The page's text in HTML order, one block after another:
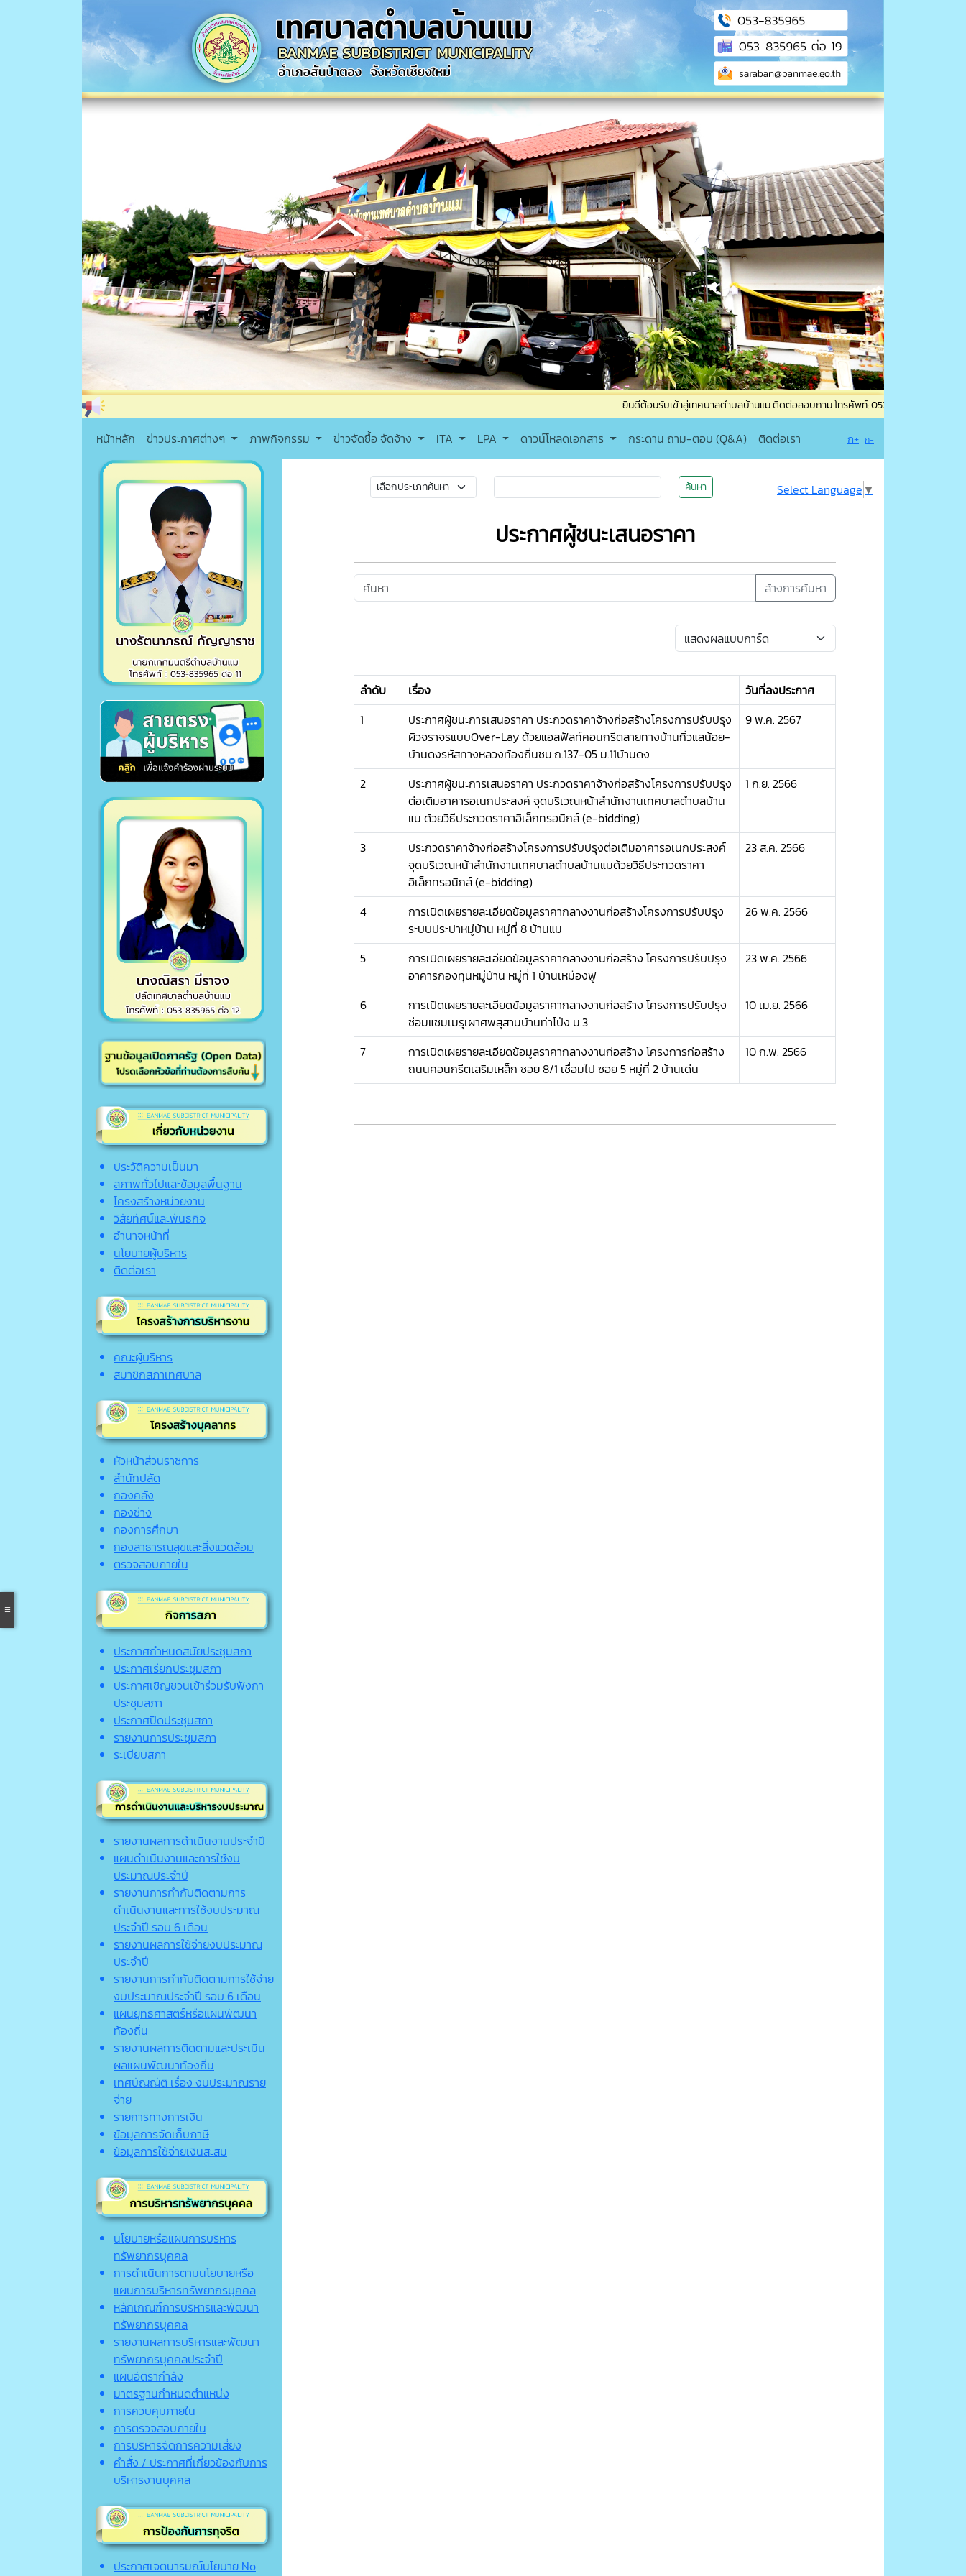
ยินดีต้อนรับเข้าสู่เทศบาลตำบลบ้านแม ติดต่อสอบถาม โทรศัพท์: 053-835965 โทรสาร: 053-
หน้าหลัก ข่าวประกาศต่างๆ ภาพกิจกรรม ข่าวจัดซื้อ จัดจ้าง ITA LPA ดาวน์โหลดเอกสาร กระดาน ถาม-ตอบ (Q&A) ติดต่อเรา ก+ ก-
ประวัติความเป็นมา
สภาพทั่วไปและข้อมูลพื้นฐาน
โครงสร้างหน่วยงาน
วิสัยทัศน์และพันธกิจ
อำนาจหน้าที่
นโยบายผู้บริหาร
ติดต่อเรา
คณะผู้บริหาร
สมาชิกสภาเทศบาล
หัวหน้าส่วนราชการ
สำนักปลัด
กองคลัง
กองช่าง
กองการศึกษา
กองสาธารณสุขและสิ่งแวดล้อม
ตรวจสอบภายใน
ประกาศกำหนดสมัยประชุมสภา
ประกาศเรียกประชุมสภา
ประกาศเชิญชวนเข้าร่วมรับฟังกา
ประชุมสภา
ประกาศปิดประชุมสภา
รายงานการประชุมสภา
ระเบียบสภา
รายงานผลการดำเนินงานประจำปี
แผนดำเนินงานและการใช้งบ
ประมาณประจำปี
รายงานการกำกับติดตามการ
ดำเนินงานและการใช้งบประมาณ
ประจำปี รอบ 6 เดือน
รายงานผลการใช้จ่ายงบประมาณ
ประจำปี
รายงานการกำกับติดตามการใช้จ่าย
งบประมาณประจำปี รอบ 6 เดือน
แผนยุทธศาสตร์หรือแผนพัฒนา
ท้องถิ่น
รายงานผลการติดตามและประเมิน
ผลแผนพัฒนาท้องถิ่น
เทศบัญญัติ เรื่อง งบประมาณราย
จ่าย
รายการทางการเงิน
ข้อมูลการจัดเก็บภาษี
ข้อมูลการใช้จ่ายเงินสะสม
นโยบายหรือแผนการบริหาร
ทรัพยากรบุคคล
การดำเนินการตามนโยบายหรือ
แผนการบริหารทรัพยากรบุคคล
หลักเกณฑ์การบริหารและพัฒนา
ทรัพยากรบุคคล
รายงานผลการบริหารและพัฒนา
ทรัพยากรบุคคลประจำปี
แผนอัตรากำลัง
มาตรฐานกำหนดตำแหน่ง
การควบคุมภายใน
การตรวจสอบภายใน
การบริหารจัดการความเสี่ยง
คำสั่ง / ประกาศที่เกี่ยวข้องกับการ
บริหารงานบุคคล
ประกาศเจตนารมณ์นโยบาย No
ค้นหา Select Language ▼
ประกาศผู้ชนะเสนอราคา
ล้างการค้นหา
ลำดับ เรื่อง
วันที่ลงประกาศ
1
ประกาศผู้ชนะการเสนอราคา ประกวดราคาจ้างก่อสร้างโครงการปรับปรุง
ผิวจราจรแบบOver-Lay ด้วยแอสฟัลท์คอนกรีตสายทางบ้านกิ่วแลน้อย-
บ้านดงรหัสทางหลวงท้องถิ่นชม.ถ.137-05 ม.11บ้านดง
9 พ.ค. 2567
2
ประกาศผู้ชนะการเสนอราคา ประกวดราคาจ้างก่อสร้างโครงการปรับปรุง
ต่อเติมอาคารอเนกประสงค์ จุดบริเวณหน้าสำนักงานเทศบาลตำบลบ้าน
แม ด้วยวิธีประกวดราคาอิเล็กทรอนิกส์ (e-bidding)
1 ก.ย. 2566
3
ประกวดราคาจ้างก่อสร้างโครงการปรับปรุงต่อเติมอาคารอเนกประสงค์
จุดบริเวณหน้าสำนักงานเทศบาลตำบลบ้านแมด้วยวิธีประกวดราคา
อิเล็กทรอนิกส์ (e-bidding)
23 ส.ค. 2566
4
การเปิดเผยรายละเอียดข้อมูลราคากลางงานก่อสร้างโครงการปรับปรุง
ระบบประปาหมู่บ้าน หมู่ที่ 8 บ้านแม
26 พ.ค. 2566
5
การเปิดเผยรายละเอียดข้อมูลราคากลางงานก่อสร้าง โครงการปรับปรุง
อาคารกองทุนหมู่บ้าน หมู่ที่ 1 บ้านเหมืองฟู
23 พ.ค. 2566
6
การเปิดเผยรายละเอียดข้อมูลราคากลางงานก่อสร้าง โครงการปรับปรุง
ซ่อมแซมเมรุเผาศพสุสานบ้านท่าโป่ง ม.3
10 เม.ย. 2566
7
การเปิดเผยรายละเอียดข้อมูลราคากลางงานก่อสร้าง โครงการก่อสร้าง
ถนนคอนกรีตเสริมเหล็ก ซอย 8/1 เชื่อมไป ซอย 5 หมู่ที่ 2 บ้านเด่น
10 ก.พ. 2566